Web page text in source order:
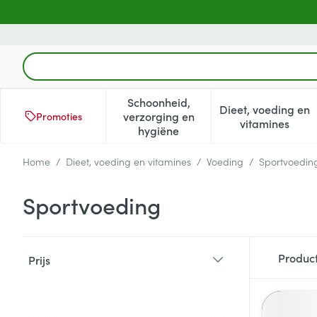
Product, merk, categorie...
Promoties
Schoonheid,
verzorging en
hygiëne
Toon submenu voor
Dieet, voeding en
vitamines
Toon
Home / Dieet, voeding en vitamines / Voeding /
Sportvoeding
Prijs